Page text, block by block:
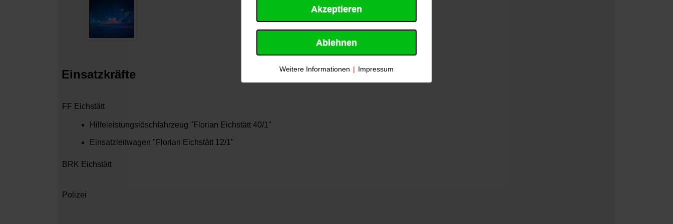
Einsatzkräfte
FF Eichstätt
Hilfeleistungslöschfahrzeug "Florian Eichstätt 40/1"
Einsatzleitwagen "Florian Eichstätt 12/1"
BRK Eichstätt
Polizei
Akzeptieren
Ablehnen
Weitere Informationen | Impressum